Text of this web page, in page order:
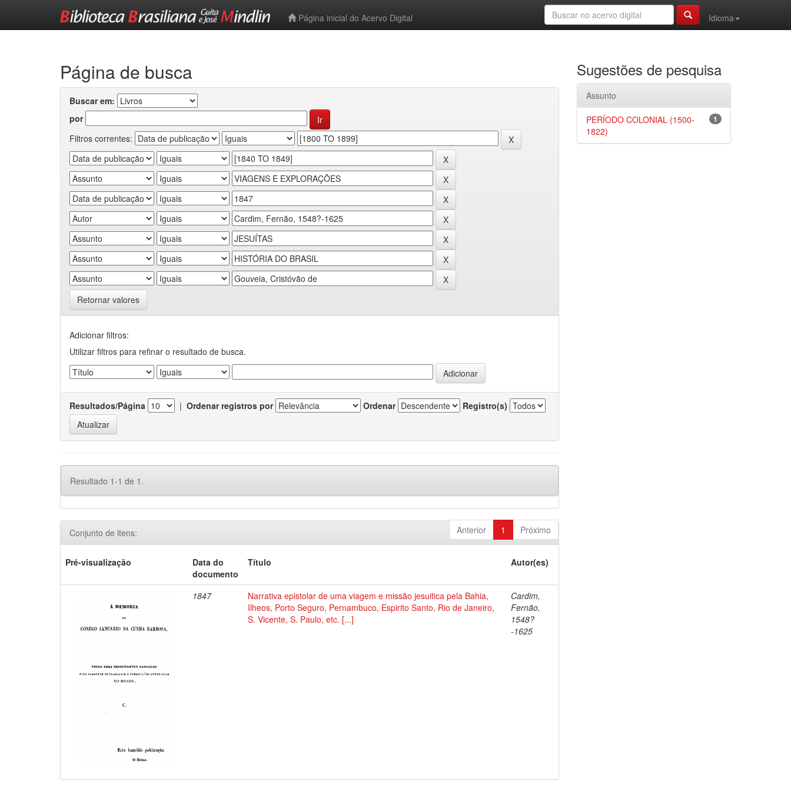
Página inicial do Acervo Digital
Idioma
Página de busca
Buscar em:
por
Filtros correntes:
Retornar valores
Adicionar filtros:
Utilizar filtros para refinar o resultado de busca.
Resultados/Página | Ordenar registros por Ordenar Registro(s)
Resultado 1-1 de 1.
Anterior 1 Próximo
Conjunto de itens:
Pré-visualização
Data do
documento
Título Autor(es)
1847
Narrativa epistolar de uma viagem e missão jesuitica pela Bahia,
Ilheos, Porto Seguro, Pernambuco, Espirito Santo, Rio de Janeiro,
S. Vicente, S. Paulo, etc. [...]
Cardim,
Fernão,
1548?
-1625
Sugestões de pesquisa
Assunto
1
PERÍODO COLONIAL (1500-
1822)